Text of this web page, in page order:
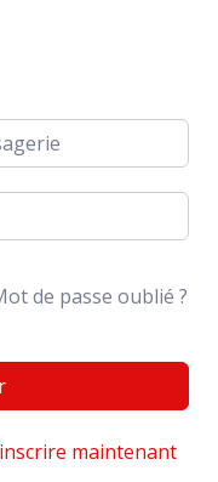
de passe oublié ?
maintenant